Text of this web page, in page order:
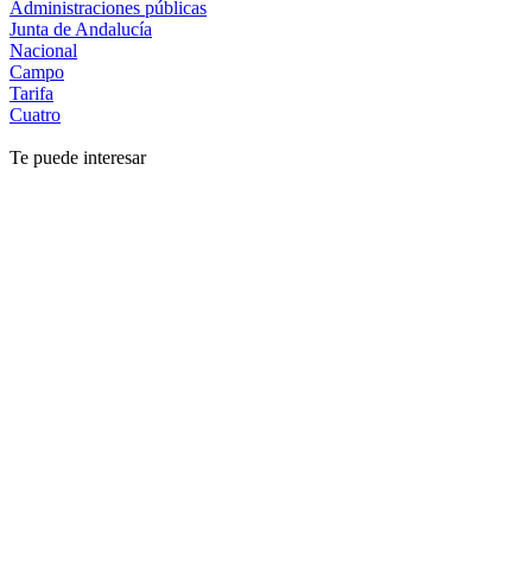
Administraciones públicas
Junta de Andalucía
Nacional
Campo
Tarifa
Cuatro
Te puede interesar